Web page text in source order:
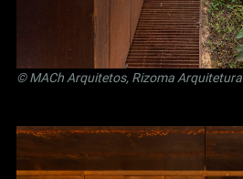
© MACh Arquitetos, Rizoma Arquitetura